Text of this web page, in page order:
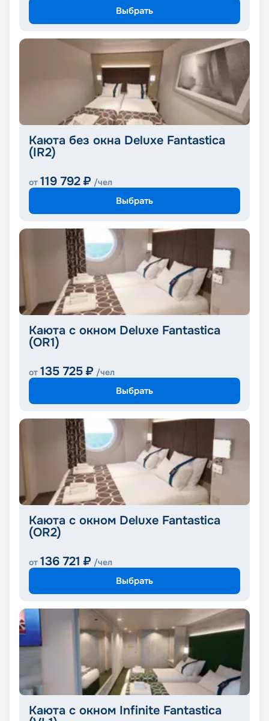
Выбрать
Каюта без окна Deluxe Fantastica
(IR2)
от 119 792 ₽ /чел
Выбрать
Каюта с окном Deluxe Fantastica
(OR1)
от 135 725 ₽ /чел
Выбрать
Каюта с окном Deluxe Fantastica
(OR2)
от 136 721 ₽ /чел
Выбрать
Каюта с окном Infinite Fantastica